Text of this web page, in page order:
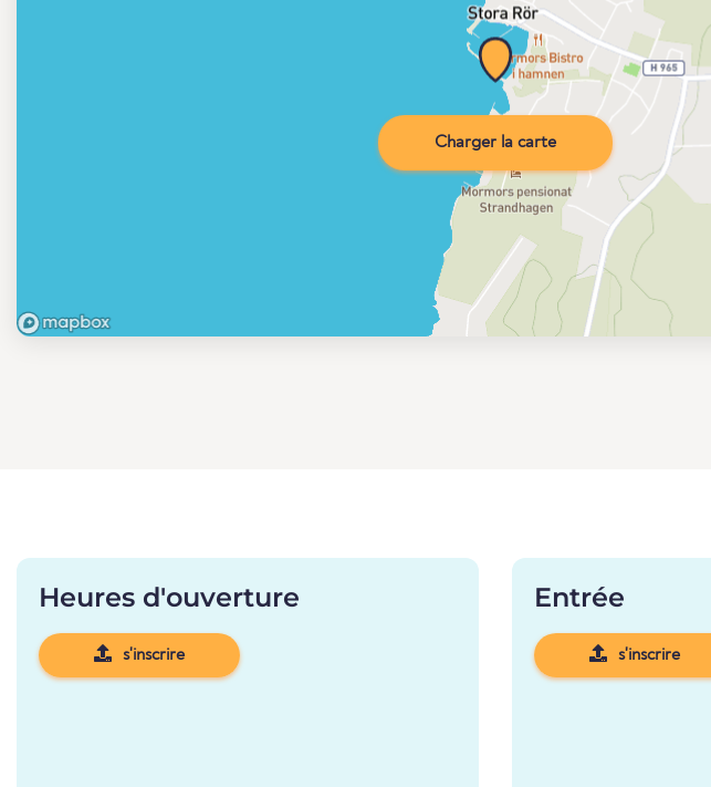
Charger la carte
Heures d'ouverture
s'inscrire
Entrée
s'inscrire